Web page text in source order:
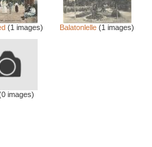
(1 images) Balatonlelle (1 images)
images)